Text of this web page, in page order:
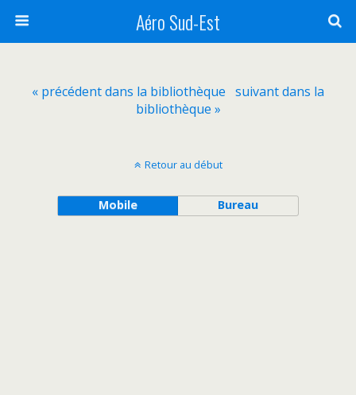
Aéro Sud-Est
« précédent dans la bibliothèque suivant dans la
bibliothèque »
Retour au début
Mobile Bureau